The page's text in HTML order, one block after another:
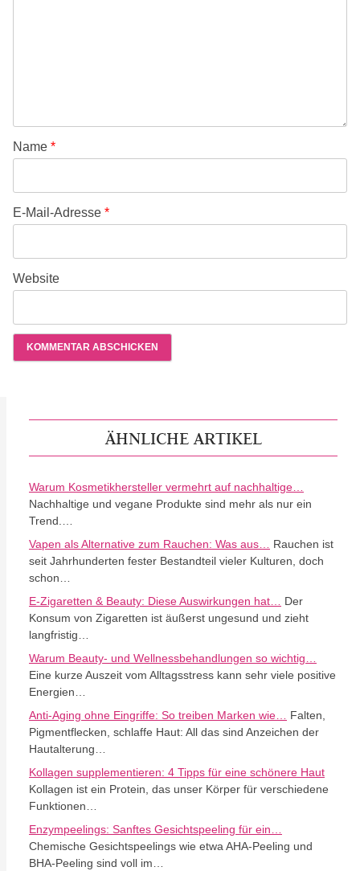
Name *
E-Mail-Adresse *
Website
ÄHNLICHE ARTIKEL
Warum Kosmetikhersteller vermehrt auf nachhaltige…
Nachhaltige und vegane Produkte sind mehr als nur ein
Trend.…
Vapen als Alternative zum Rauchen: Was aus… Rauchen ist
seit Jahrhunderten fester Bestandteil vieler Kulturen, doch
schon…
E-Zigaretten & Beauty: Diese Auswirkungen hat… Der
Konsum von Zigaretten ist äußerst ungesund und zieht
langfristig…
Warum Beauty- und Wellnessbehandlungen so wichtig…
Eine kurze Auszeit vom Alltagsstress kann sehr viele positive
Energien…
Anti-Aging ohne Eingriffe: So treiben Marken wie… Falten,
Pigmentflecken, schlaffe Haut: All das sind Anzeichen der
Hautalterung…
Kollagen supplementieren: 4 Tipps für eine schönere Haut
Kollagen ist ein Protein, das unser Körper für verschiedene
Funktionen…
Enzympeelings: Sanftes Gesichtspeeling für ein…
Chemische Gesichtspeelings wie etwa AHA-Peeling und
BHA-Peeling sind voll im…